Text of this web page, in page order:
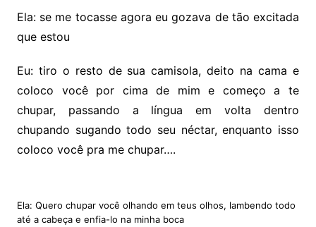
Ela: se me tocasse agora eu gozava de tão excitada
que estou
Eu: tiro o resto de sua camisola, deito na cama e
coloco você por cima de mim e começo a te
chupar, passando a língua em volta dentro
chupando sugando todo seu néctar, enquanto isso
coloco você pra me chupar….
Ela: Quero chupar você olhando em teus olhos, lambendo todo
até a cabeça e enfia-lo na minha boca